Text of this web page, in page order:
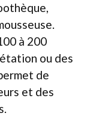
à 200
ou des
de
et des